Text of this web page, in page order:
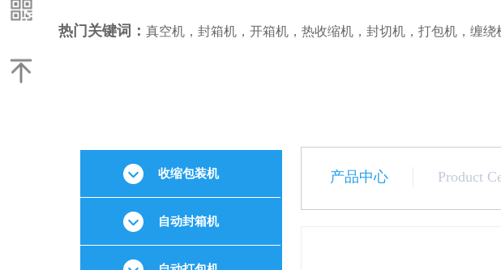
产品中心 Product
热门关键词： 真空机 ， 封箱机 ， 开箱机 ， 热收缩机 ， 封切机 ， 打包机 ， 缠绕
收缩包装机
自动封箱机